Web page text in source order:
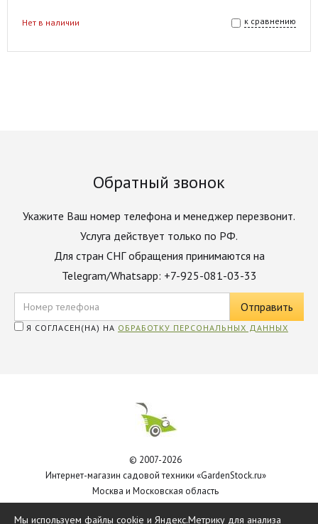
к сравнению
Нет в наличии
Обратный звонок
Укажите Ваш номер телефона и менеджер перезвонит.
Услуга действует только по РФ.
Для стран СНГ обращения принимаются на
Telegram/Whatsapp: +7-925-081-03-33
Я СОГЛАСЕН(НА) НА ОБРАБОТКУ ПЕРСОНАЛЬНЫХ ДАННЫХ
© 2007-2026
Интернет-магазин садовой техники «GardenStock.ru»
Москва и Московская область
Мы используем файлы cookie и Яндекс.Метрику для анализа